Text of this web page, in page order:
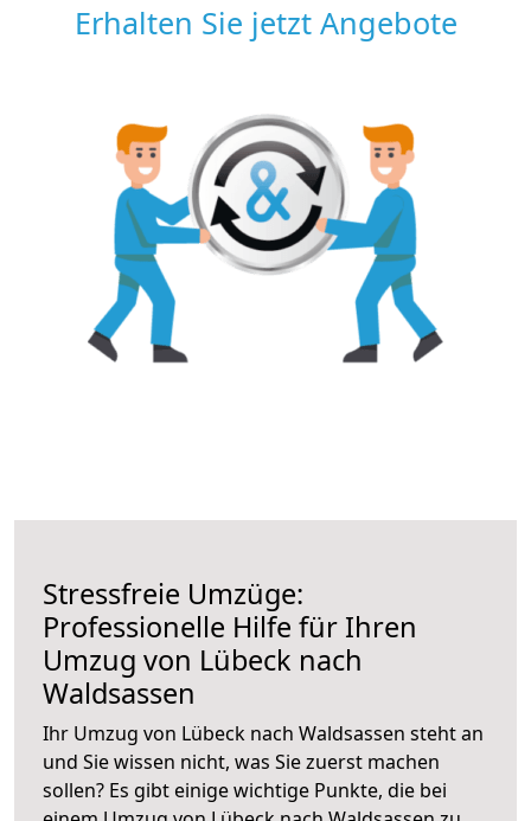
Erhalten Sie jetzt Angebote
Stressfreie Umzüge:
Professionelle Hilfe für Ihren
Umzug von Lübeck nach
Waldsassen
Ihr Umzug von Lübeck nach Waldsassen steht an
und Sie wissen nicht, was Sie zuerst machen
sollen? Es gibt einige wichtige Punkte, die bei